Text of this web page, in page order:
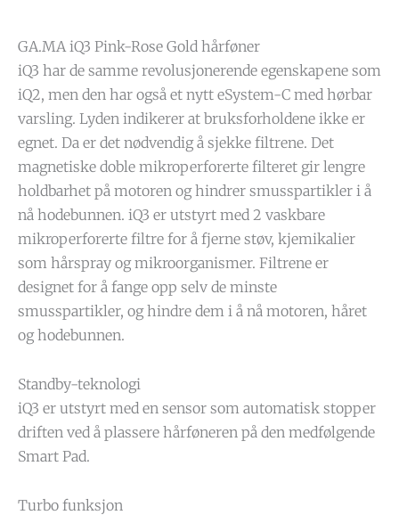
GA.MA iQ3 Pink-Rose Gold hårføner
iQ3 har de samme revolusjonerende egenskapene som
iQ2, men den har også et nytt eSystem-C med hørbar
varsling. Lyden indikerer at bruksforholdene ikke er
egnet. Da er det nødvendig å sjekke filtrene. Det
magnetiske doble mikroperforerte filteret gir lengre
holdbarhet på motoren og hindrer smusspartikler i å
nå hodebunnen. iQ3 er utstyrt med 2 vaskbare
mikroperforerte filtre for å fjerne støv, kjemikalier
som hårspray og mikroorganismer. Filtrene er
designet for å fange opp selv de minste
smusspartikler, og hindre dem i å nå motoren, håret
og hodebunnen.
Standby-teknologi
iQ3 er utstyrt med en sensor som automatisk stopper
driften ved å plassere hårføneren på den medfølgende
Smart Pad.
Turbo funksjon